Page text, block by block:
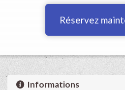
Réservez
Informations